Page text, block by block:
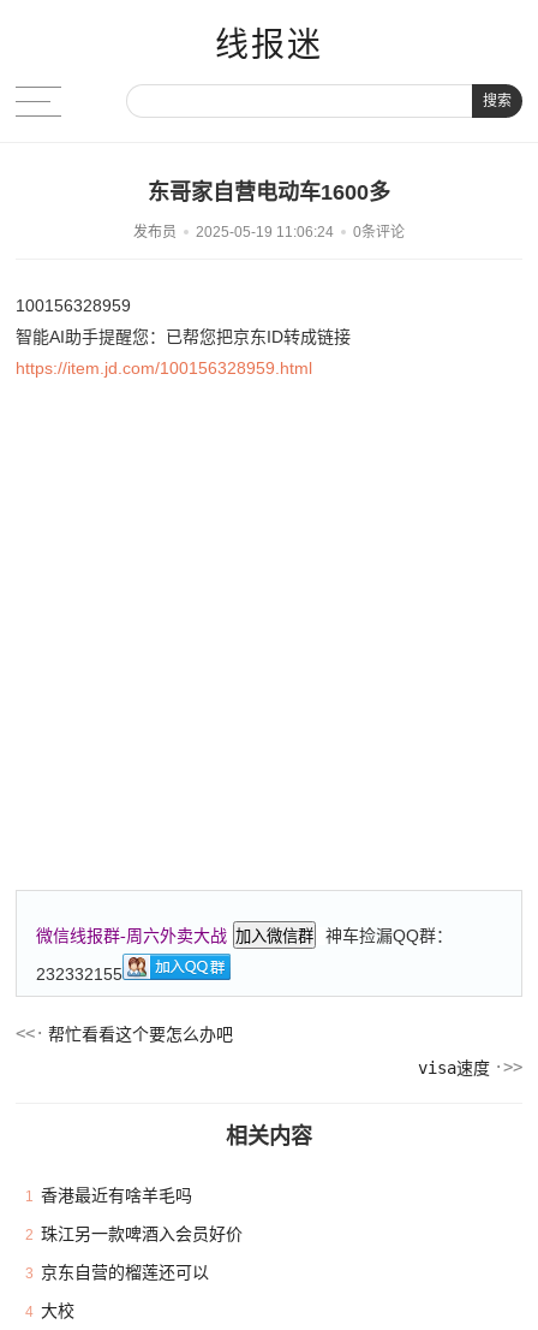
线报迷
搜索
东哥家自营电动车1600多
发布员 2025-05-19 11:06:24 0条评论
100156328959
智能AI助手提醒您：已帮您把京东ID转成链接
https://item.jd.com/100156328959.html
微信线报群-周六外卖大战 加入微信群
神车捡漏QQ群：
232332155
帮忙看看这个要怎么办吧
visa速度
相关内容
1 香港最近有啥羊毛吗
2 珠江另一款啤酒入会员好价
3 京东自营的榴莲还可以
4 大校